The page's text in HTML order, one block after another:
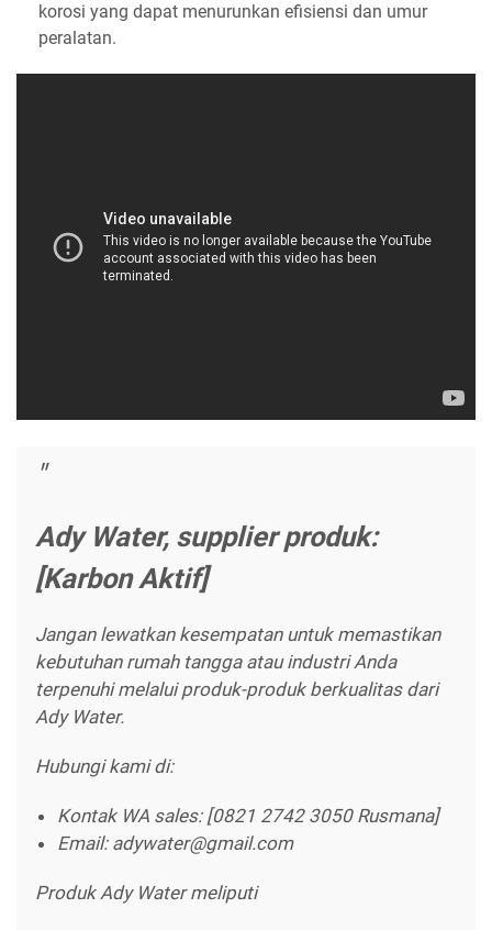
korosi yang dapat menurunkan efisiensi dan umur
peralatan.
Ady Water, supplier produk:
[Karbon Aktif]
Jangan lewatkan kesempatan untuk memastikan
kebutuhan rumah tangga atau industri Anda
terpenuhi melalui produk-produk berkualitas dari
Ady Water.
Hubungi kami di:
Kontak WA sales: [0821 2742 3050 Rusmana]
Email: adywater@gmail.com
Produk Ady Water meliputi